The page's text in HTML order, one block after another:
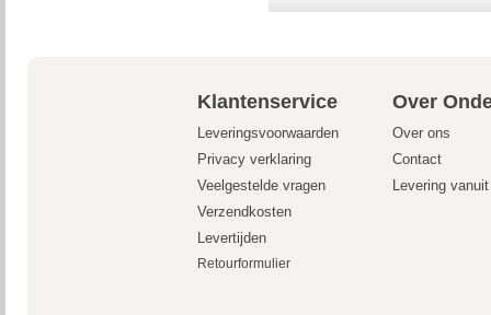
Klantenservice Over
Leveringsvoorwaarden
Over ons
Privacy verklaring
Contact
Veelgestelde vragen
Levering
Verzendkosten
Levertijden
Retourformulier